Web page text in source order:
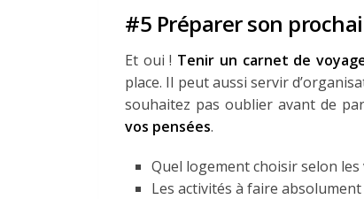
#5 Préparer son
Et oui ! Tenir un carnet de
place. Il peut aussi servir
souhaitez pas oublier avant de
vos pensées.
Quel logement choisir selon les
Les activités à faire